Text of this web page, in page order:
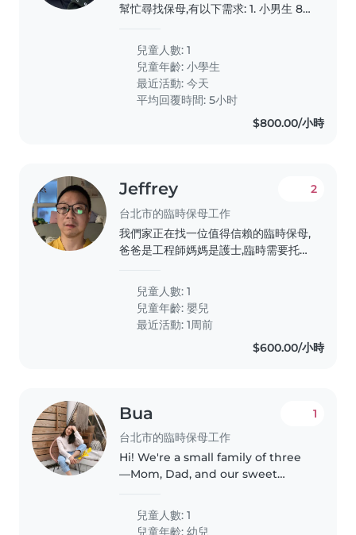
幫忙尋找保母,有以下需求: 1. 小男生 8
文,所以保母以中文對話為主、英文為輔
2. 時間:9-12 月,每週1~5協助上下學接送
(早&傍晚 ),放學接回家以後簡單陪做作
業直到家長下班返家 3. 地點:住家大直,
學校士林 4. 交通:以計程車/Uber 為主,
家長出車資 5. 餐食:不需準備..
兒童人數: 1
兒童年齡:小學生
最近活動: 今天
平均回覆時間: 5小时
$800.00/小時
Jeffrey
台北市的臨時保母工作
2
我們家正在找一位值得信賴的臨時保母,
爸爸是工程師媽媽是護士,臨時需要托兒
話,歡迎聯絡我,討論詳情。
兒童人數: 1
兒童年齡:嬰兒
最近活動: 1周前
$600.00/小時
Bua
台北市的臨時保母工作
1
Hi! We're a small family of three
—Mom, Dad, and our sweet
We're looking for a kind, patient,
and engaging babysitter who
兒童人數: 1
兒童年齡:幼兒